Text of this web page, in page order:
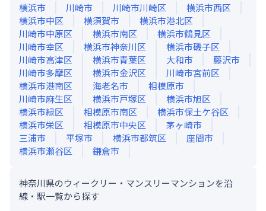
横浜市
川崎市 川崎市川崎区
横浜市西区
横浜市中区
横須賀市
横浜市港北区
川崎市中原区
横浜市南区
横浜市鶴見区
川崎市幸区
横浜市神奈川区
横浜市磯子区
川崎市高津区
横浜市青葉区 大和市
藤沢市
川崎市多摩区
横浜市金沢区
川崎市宮前区
横浜市港南区
海老名市
相模原市
川崎市麻生区
横浜市戸塚区
横浜市旭区
横浜市緑区
相模原市南区
横浜市保土ケ谷区
横浜市栄区
相模原市中央区
茅ヶ崎市
三浦市
平塚市 横浜市都筑区
座間市
横浜市瀬谷区
鎌倉市
神奈川県のウィークリー・マンスリーマンションを沿
線・駅一覧から探す